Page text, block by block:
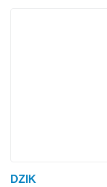
DZIK